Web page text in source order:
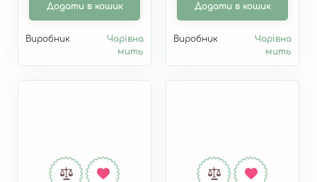
Додати в кошик
Виробник
Чарівна
мить
Додати в кошик
Виробник
Чарівна
мить